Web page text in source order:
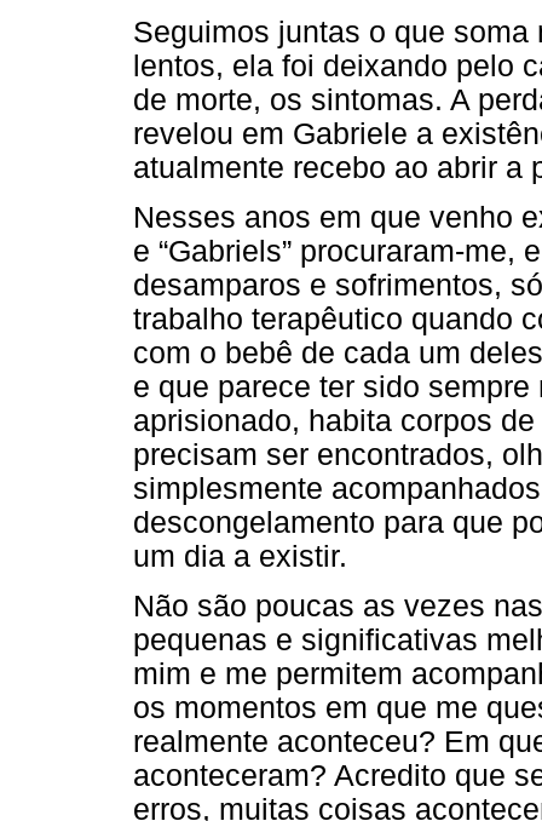
Seguimos juntas o que
lentos, ela foi deixando pelo
de morte, os sintomas. A
revelou em Gabriele a
atualmente recebo ao abrir a
Nesses anos em que venho
e “Gabriels” procuraram-me,
desamparos e sofrimentos,
trabalho terapêutico quando
com o bebê de cada um
e que parece ter sido
aprisionado, habita corpos
precisam ser encontrados,
simplesmente
descongelamento para que
um dia a existir.
Não são poucas as vezes
pequenas e significativas
mim e me permitem
os momentos em que me
realmente aconteceu? Em
aconteceram? Acredito que
erros, muitas coisas